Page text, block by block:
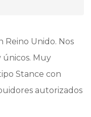
Reino Unido. Nos
únicos. Muy
Stance con
autorizados